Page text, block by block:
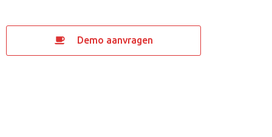
Demo aanvragen